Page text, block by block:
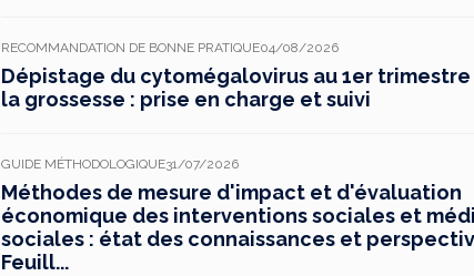
RECOMMANDATION DE BONNE PRATIQUE04/08/2026
Dépistage du cytomégalovirus au 1er trimestre
la grossesse : prise en charge et suivi
GUIDE MÉTHODOLOGIQUE31/07/2026
Méthodes de mesure d'impact et d'évaluation
économique des interventions sociales et
sociales : état des connaissances et
Feuill...